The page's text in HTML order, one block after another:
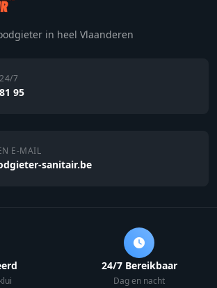
in heel Vlaanderen
7
95
E-MAIL
sanitair.be
24/7 Bereikbaar
Dag en nacht